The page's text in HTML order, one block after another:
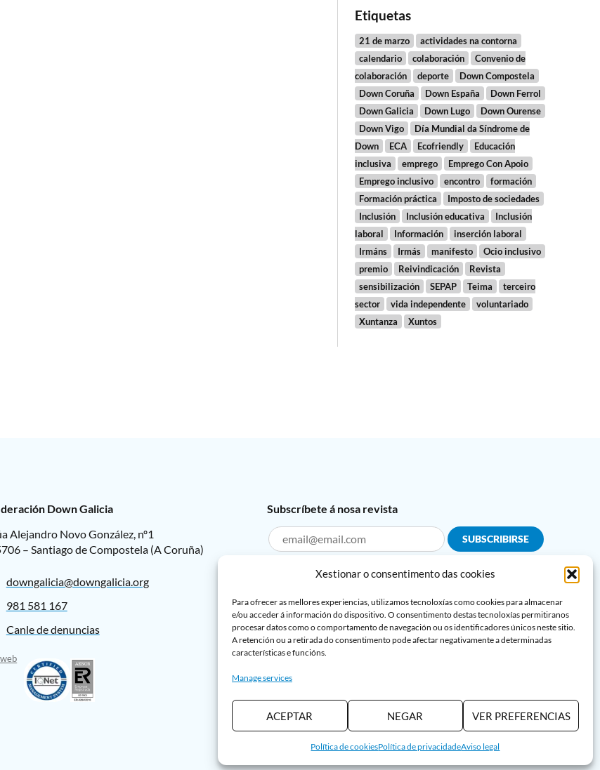
Xestionar o consentimento das cookies
Para ofrecer as mellores experiencias, utilizamos tecnoloxías como cookies para almacenar
e/ou acceder á información do dispositivo. O consentimento destas tecnoloxías permitiranos
procesar datos como o comportamento de navegación ou os identificadores únicos neste sitio.
A retención ou a retirada do consentimento pode afectar negativamente a determinadas
características e funcións.
Manage services
ACEPTAR NEGAR VER PREFERENCIAS
Política de cookiesPolítica de privacidadeAviso legal
Etiquetas
21 de marzo
actividades na contorna
calendario
colaboración
Convenio de
colaboración
deporte
Down Compostela
Down Coruña
Down España
Down Ferrol
Down Galicia
Down Lugo
Down Ourense
Down Vigo
Día Mundial da Síndrome de
Down
ECA Ecofriendly
Educación
inclusiva
emprego
Emprego Con Apoio
Emprego inclusivo
encontro
formación
Formación práctica
Imposto de sociedades
Inclusión
Inclusión educativa
Inclusión
laboral
Información
inserción laboral
Irmáns
Irmás manifesto
Ocio inclusivo
premio
Reivindicación
Revista
sensibilización
SEPAP Teima
terceiro
sector
vida independente
voluntariado
Xuntanza
Xuntos
Down Galicia
Alejandro Novo González, nº1
– Santiago de Compostela (A Coruña)
downgalicia@downgalicia.org
981 581 167
Canle de denuncias
Subscríbete á nosa revista
Información legal sobre a Protección de datos*
Lin e acepto oAviso Legal e aPolítica de privacidade